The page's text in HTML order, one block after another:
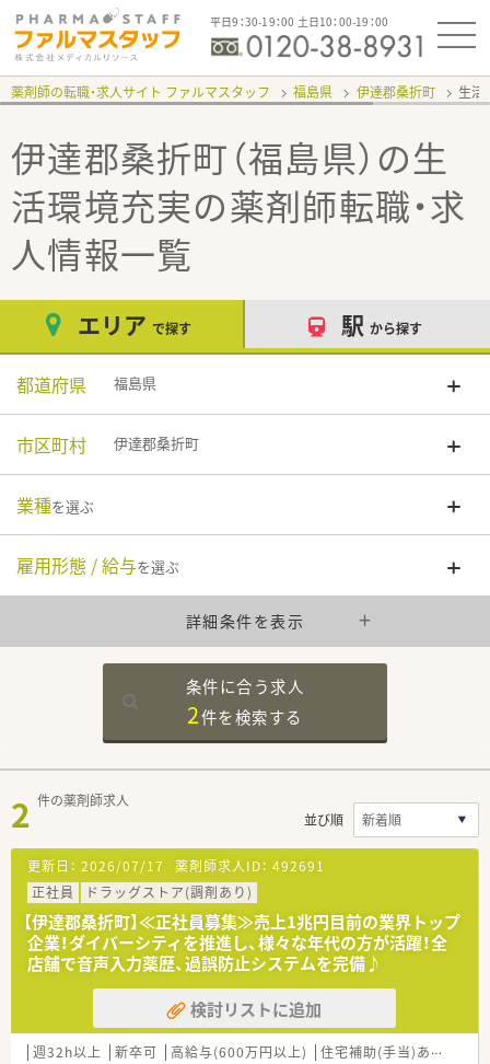
平日9：30-19：00 土日10：00-19：00
薬剤師の転職・求人サイト ファルマスタッフ 福島県 伊達郡桑折町 生活
伊達郡桑折町（福島県）の生
活環境充実の薬剤師転職・求
人情報一覧
エリア で探す 駅 から探す
都道府県 福島県
市区町村 伊達郡桑折町
業種を選ぶ
雇用形態 / 給与を選ぶ
詳細条件を表示
条件に合う求人
2件を検索する
2 件の薬剤師求人
並び順
更新日： 2026/07/17 薬剤師求人ID： 492691
正社員
ドラッグストア(調剤あり)
【伊達郡桑折町】≪正社員募集≫売上1兆円目前の業界トップ
企業！ダイバーシティを推進し、様々な年代の方が活躍！全
店舗で音声入力薬歴、過誤防止システムを完備♪
検討リストに追加
週32h以上 新卒可 高給与(600万円以上) 住宅補助(手当)あり